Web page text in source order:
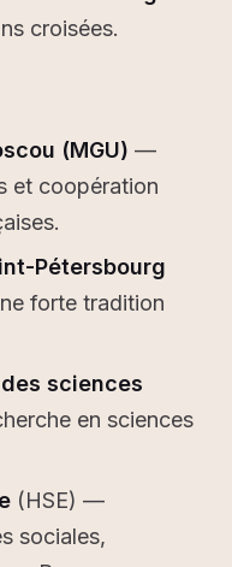
croisées.
(MGU) —
et coopération
Pétersbourg
forte tradition
sciences
en sciences
(HSE) —
sociales,